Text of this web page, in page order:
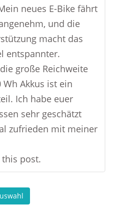
neues E-Bike fährt
und die
macht das
entspannter.
große Reichweite
Wh Akkus ist ein
Ich habe euer
sehr geschätzt
zufrieden mit meiner
post.